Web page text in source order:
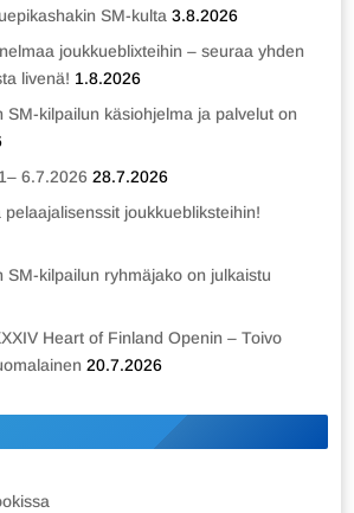
SM-kulta 3.8.2026
joukkueblixteihin – seuraa yhden
livenä! 1.8.2026
SM-kilpailun käsiohjelma ja palvelut on
6.7.2026 28.7.2026
joukkuebliksteihin!
SM-kilpailun ryhmäjako on julkaistu
Heart of Finland Openin – Toivo
20.7.2026